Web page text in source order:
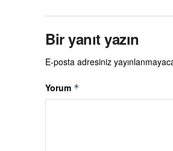
Bir yanıt yazın
E-posta adresiniz
Yorum *